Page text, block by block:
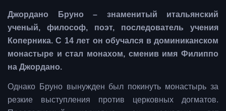
Джордано Бруно – знаменитый итальянский
ученый, философ, поэт, последователь учения
Коперника. С 14 лет он обучался в доминиканском
монастыре и стал монахом, сменив имя Филиппо
на Джордано.
Однако Бруно вынужден был покинуть монастырь за
резкие выступления против церковных догматов.